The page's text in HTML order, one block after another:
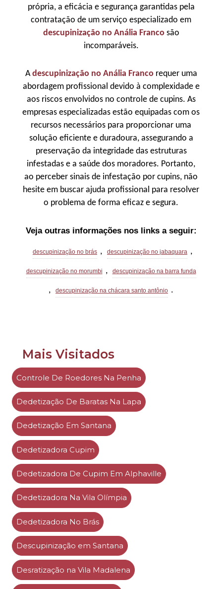
própria, a eficácia e segurança garantidas pela
contratação de um serviço especializado em
descupinização no Anália Franco são
incomparáveis.
Adescupinização no Anália Franco requer uma
abordagem profissional devido à complexidade e
aos riscos envolvidos no controle de cupins. As
empresas especializadas estão equipadas com os
recursos necessários para proporcionar uma
solução eficiente e duradoura, assegurando a
preservação da integridade das estruturas
infestadas e a saúde dos moradores. Portanto,
ao perceber sinais de infestação por cupins, não
hesite em buscar ajuda profissional para resolver
o problema de forma eficaz e segura.
Veja outras informações nos links a seguir:
descupinização no brás , descupinização no jabaquara ,
descupinização no morumbi , descupinização na barra funda
, descupinização na chácara santo antônio .
Mais Visitados
Controle De Roedores Na Penha
Dedetização De Baratas Na Lapa
Dedetização Em Santana
Dedetizadora Cupim
Dedetizadora De Cupim Em Alphaville
Dedetizadora Na Vila Olímpia
Dedetizadora No Brás
Descupinização em Santana
Desratização na Vila Madalena